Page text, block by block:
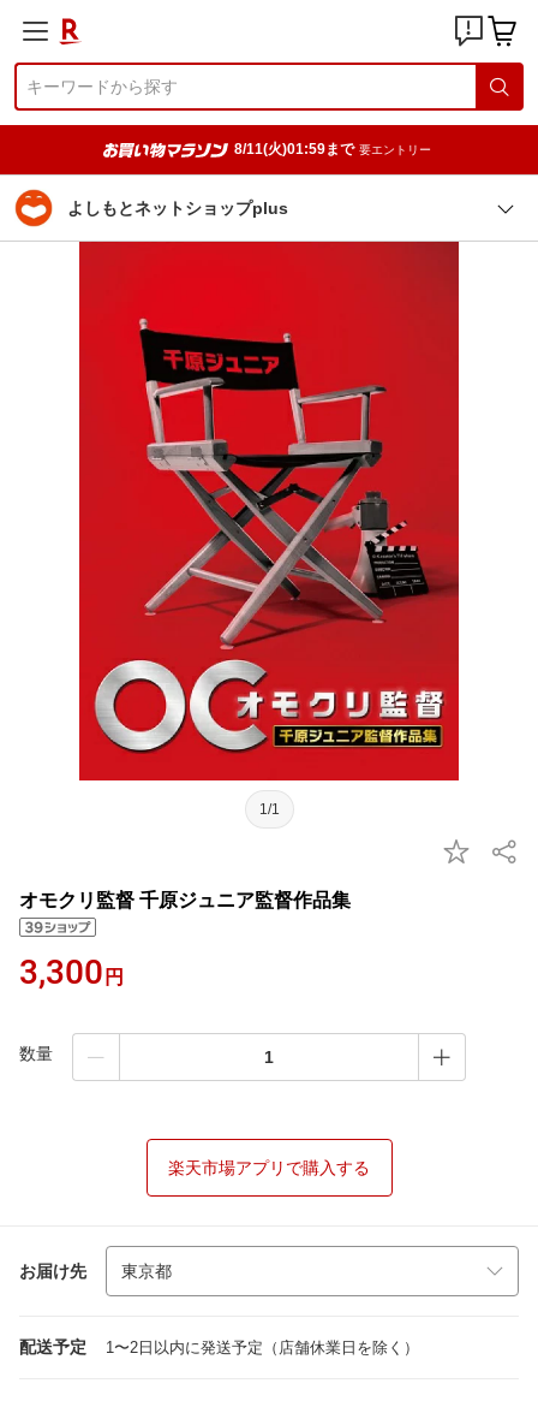
8/11(火)01:59まで 要エントリー
よしもとネットショップplus
1/1
オモクリ監督 千原ジュニア監督作品集
3,300 円
数量
楽天市場アプリで購入する
お届け先
配送予定 1〜2日以内に発送予定（店舗休業日を除く）